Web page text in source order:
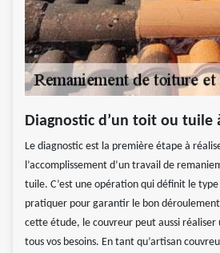
Diagnostic d’un toit ou tuile
Le diagnostic est la première étape à
l’accomplissement d’un travail de
tuile. C’est une opération qui définit le
pratiquer pour garantir le bon
cette étude, le couvreur peut aussi réaliser
tous vos besoins. En tant qu’artisan